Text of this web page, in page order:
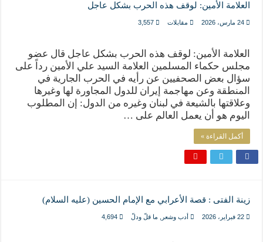
العلامة الأمين: لوقف هذه الحرب بشكل عاجل
24 مارس، 2026 مقابلات 3,557
العلامة الأمين: لوقف هذه الحرب بشكل عاجل قال عضو
مجلس حكماء المسلمين العلامة السيد علي الأمين رداً على
سؤال بعض الصحفيين عن رأيه في الحرب الجارية في
المنطقة وعن مهاجمة إيران للدول المجاورة لها وغيرها
وعلاقتها بالشيعة في لبنان وغيره من الدول: إن المطلوب
اليوم هو أن يعمل العالم على …
أكمل القراءة »
زينة الفتى : قصة الأعرابي مع الإمام الحسين (عليه السلام)
22 فبراير، 2026 أدب وشعر ما قلّ ودلّ 4,694